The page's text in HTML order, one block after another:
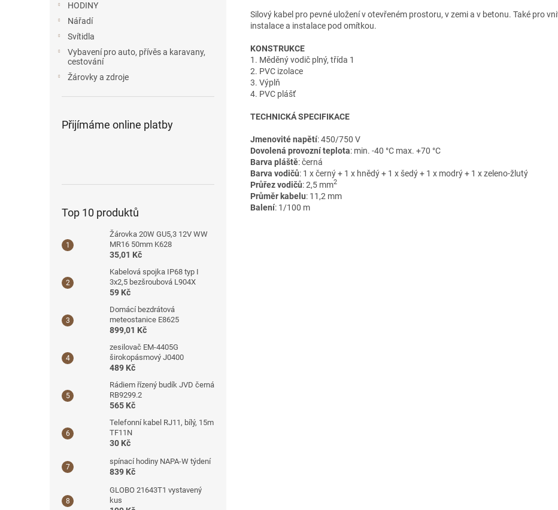
HODINY
Nářadí
Svítidla
Vybavení pro auto, přívěs a karavany,
cestování
Žárovky a zdroje
Přijímáme online platby
Top 10 produktů
Žárovka 20W GU5,3 12V WW
MR16 50mm K628
35,01 Kč
Kabelová spojka IP68 typ I
3x2,5 bezšroubová L904X
59 Kč
Domácí bezdrátová
meteostanice E8625
899,01 Kč
zesilovač EM-4405G
širokopásmový J0400
489 Kč
Rádiem řízený budík JVD černá
RB9299.2
565 Kč
Telefonní kabel RJ11, bílý, 15m
TF11N
30 Kč
spínací hodiny NAPA-W týdení
839 Kč
GLOBO 21643T1 vystavený
kus
Silový kabel pro pevné uložení v otevřeném prostoru, v zemi a v betonu. Také pro
instalace a instalace pod omítkou.
KONSTRUKCE
1. Měděný vodič plný, třída 1
2. PVC izolace
3. Výplň
4. PVC plášť
TECHNICKÁ SPECIFIKACE
Jmenovité napětí: 450/750 V
Dovolená provozní teplota: min. -40 °C max. +70 °C
Barva pláště: černá
Barva vodičů: 1 x černý + 1 x hnědý + 1 x šedý + 1 x modrý + 1 x zeleno-žlutý
Průřez vodičů: 2,5 mm2
Průměr kabelu: 11,2 mm
Balení: 1/100 m